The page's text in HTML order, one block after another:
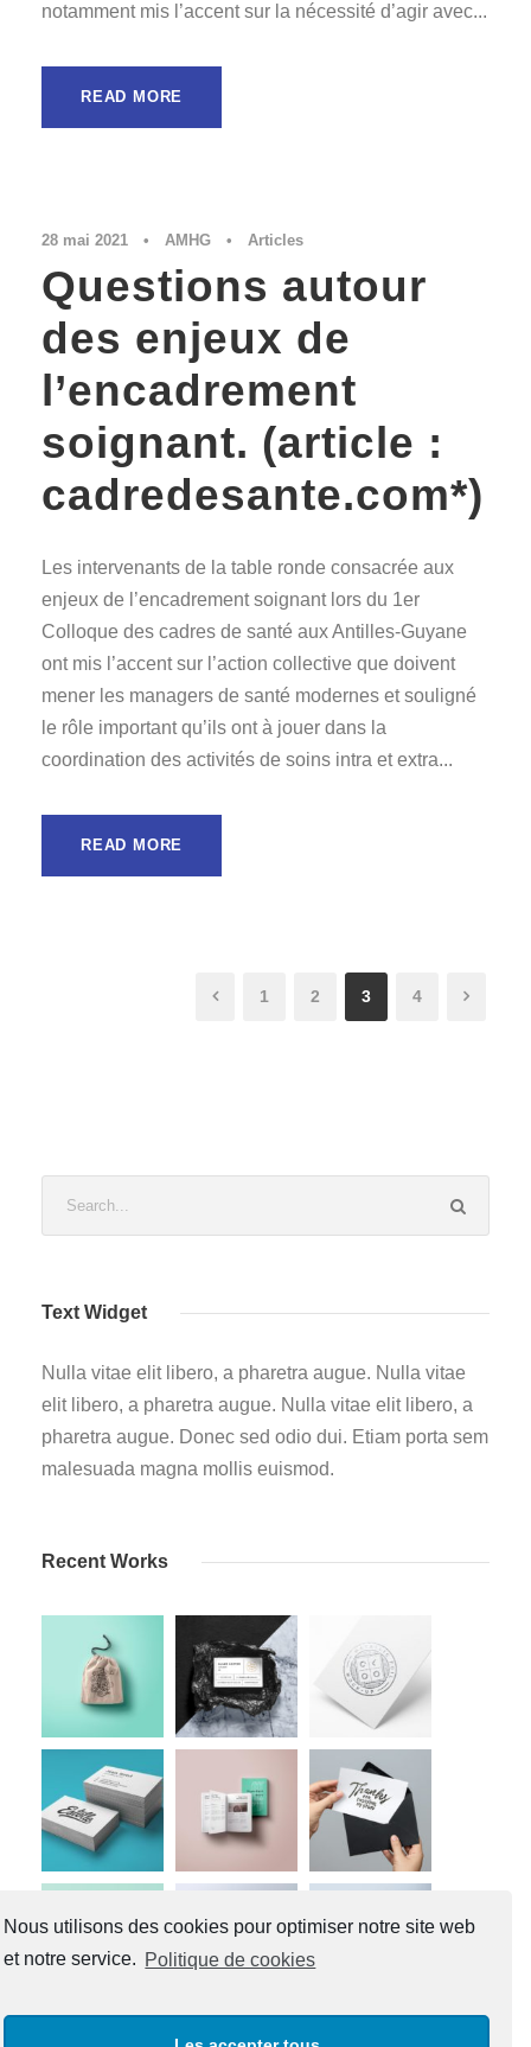
Nous utilisons des cookies pour optimiser notre site web
et notre service. Politique de cookies
notamment mis l’accent sur la nécessité d’agir avec...
READ MORE
28 mai 2021 • AMHG • Articles
Questions autour
des enjeux de
l’encadrement
soignant. (article :
cadredesante.com*)
Les intervenants de la table ronde consacrée aux
enjeux de l’encadrement soignant lors du 1er
Colloque des cadres de santé aux Antilles-Guyane
ont mis l’accent sur l’action collective que doivent
mener les managers de santé modernes et souligné
le rôle important qu’ils ont à jouer dans la
coordination des activités de soins intra et extra...
READ MORE
1 2 3 4
Text Widget
Nulla vitae elit libero, a pharetra augue. Nulla vitae
elit libero, a pharetra augue. Nulla vitae elit libero, a
pharetra augue. Donec sed odio dui. Etiam porta sem
malesuada magna mollis euismod.
Recent Works